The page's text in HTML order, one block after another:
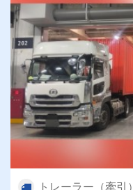
トレーラー（牽